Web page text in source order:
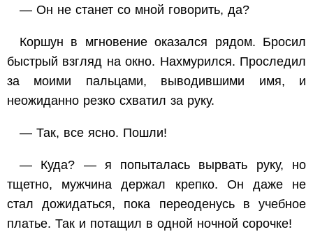
— Он не станет со мной говорить, да?
Коршун в мгновение оказался рядом. Бросил
быстрый взгляд на окно. Нахмурился. Проследил
за моими пальцами, выводившими имя, и
неожиданно резко схватил за руку.
— Так, все ясно. Пошли!
— Куда? — я попыталась вырвать руку, но
тщетно, мужчина держал крепко. Он даже не
стал дожидаться, пока переоденусь в учебное
платье. Так и потащил в одной ночной сорочке!